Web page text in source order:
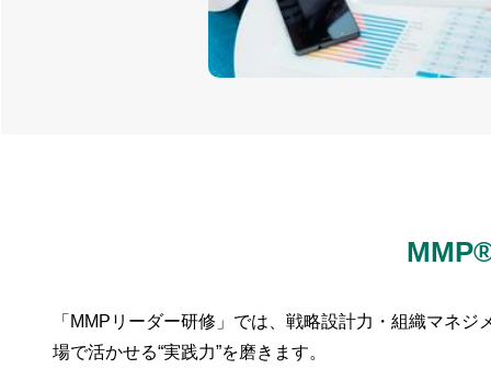
「MMPリーダー研修」では、戦略設計力・組織マネ
場で活かせる“実践力”を磨きます。